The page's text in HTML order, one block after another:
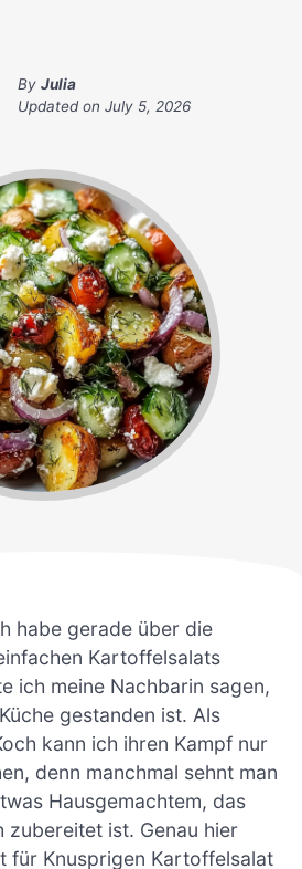
By Julia
Updated on July 5, 2026
habe gerade über die
Kartoffelsalats
ich meine Nachbarin sagen,
gestanden ist. Als
kann ich ihren Kampf nur
denn manchmal sehnt man
Hausgemachtem, das
zubereitet ist. Genau hier
für Knusprigen Kartoffelsalat